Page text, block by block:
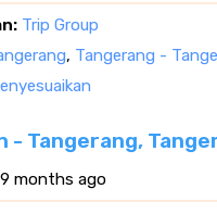
Trip Group
, Tangerang -
Tangerang,
9 months ago